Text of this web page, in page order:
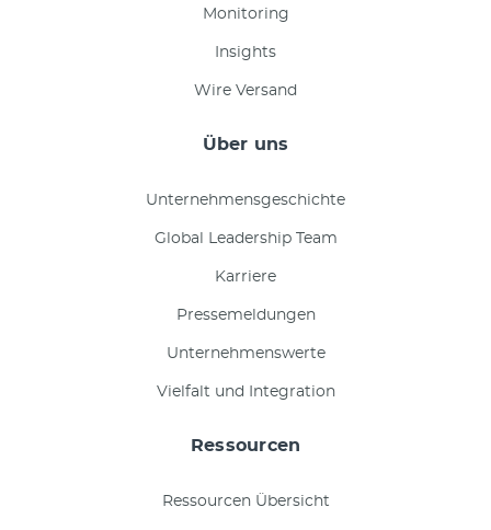
Monitoring
Insights
Wire Versand
Über uns
Unternehmensgeschichte
Global Leadership Team
Karriere
Pressemeldungen
Unternehmenswerte
Vielfalt und Integration
Ressourcen
Ressourcen Übersicht